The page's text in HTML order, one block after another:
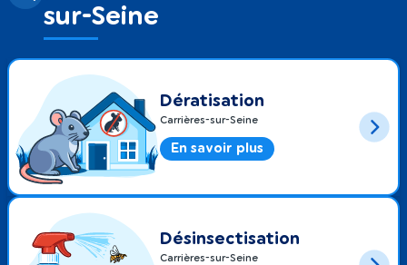
sur-Seine
Dératisation
Carrières-sur-Seine
En savoir plus
Désinsectisation
Carrières-sur-Seine